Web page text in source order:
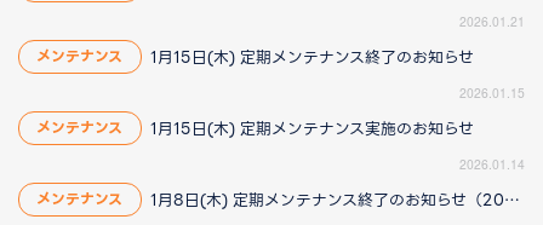
2026.01.21
メンテナンス 1月15日(木) 定期メンテナンス終了のお知らせ
2026.01.15
メンテナンス 1月15日(木) 定期メンテナンス実施のお知らせ
2026.01.14
メンテナンス 1月8日(木) 定期メンテナンス終了のお知らせ（2026/1/8更新）